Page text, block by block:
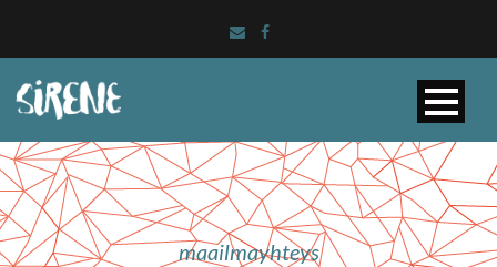
maailmayhteys